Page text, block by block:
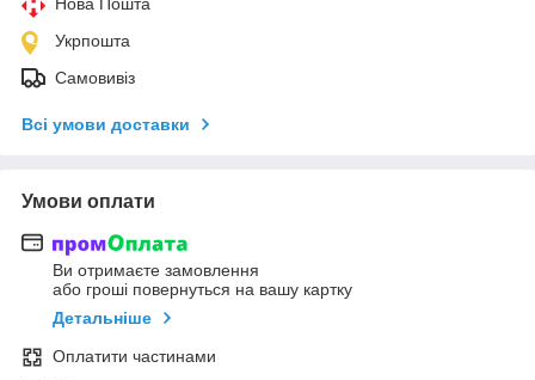
Укрпошта
Самовивіз
Всі умови доставки
Умови оплати
Ви отримаєте замовлення
або гроші повернуться на вашу картку
Детальніше
Оплатити частинами